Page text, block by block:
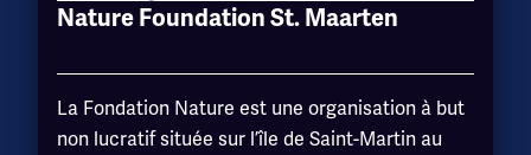
Nature Foundation St. Maarten
La Fondation Nature est une organisation à but
non lucratif située sur l’île de Saint-Martin au